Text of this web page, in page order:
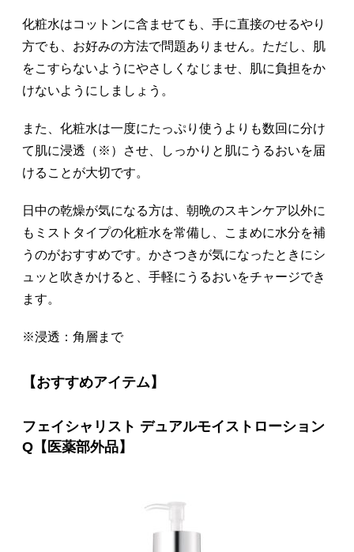
化粧水はコットンに含ませても、手に直接のせるやり
方でも、お好みの方法で問題ありません。ただし、肌
をこすらないようにやさしくなじませ、肌に負担をか
けないようにしましょう。
また、化粧水は一度にたっぷり使うよりも数回に分け
て肌に浸透（※）させ、しっかりと肌にうるおいを届
けることが大切です。
日中の乾燥が気になる方は、朝晩のスキンケア以外に
もミストタイプの化粧水を常備し、こまめに水分を補
うのがおすすめです。かさつきが気になったときにシ
ュッと吹きかけると、手軽にうるおいをチャージでき
ます。
※浸透：角層まで
【おすすめアイテム】
フェイシャリスト デュアルモイストローション
Q【医薬部外品】